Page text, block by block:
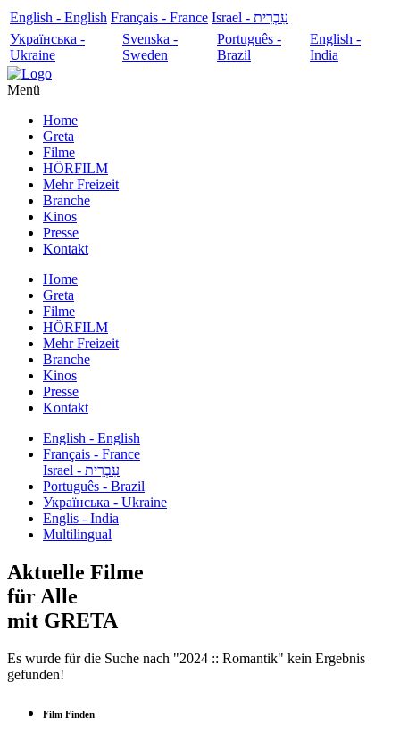
English - English Français - France
עִבְרִית - Israel
Українська -
Ukraine
Svenska -
Sweden
Português -
Brazil
English -
India
Menü
Home
Greta
Filme
HÖRFILM
Mehr Freizeit
Branche
Kinos
Presse
Kontakt
Home
Greta
Filme
HÖRFILM
Mehr Freizeit
Branche
Kinos
Presse
Kontakt
English - English
Français - France
עִבְרִית - Israel
Português - Brazil
Українська - Ukraine
Englis - India
Multilingual
Aktuelle Filme
für Alle
mit GRETA
Es wurde für die Suche nach "2024 :: Romantik" kein Ergebnis
gefunden!
Film Finden